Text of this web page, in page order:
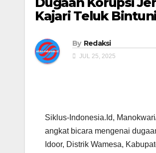
Kajari Teluk
By Redaksi
JUL 25, 2025
Siklus-Indonesia.Id,
angkat bicara mengenai
Idoor, Distrik Wamesa,